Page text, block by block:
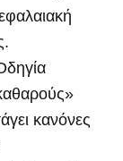
κανόνες